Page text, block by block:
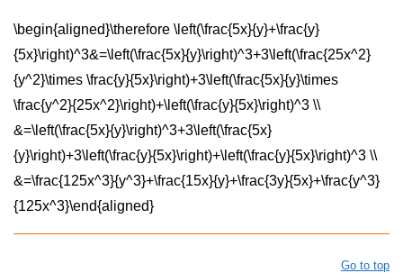
\begin{aligned}\therefore \left(\frac{5x}{y}+\frac{y}
{5x}\right)^3&=\left(\frac{5x}{y}\right)^3+3\left(\frac{25x^2}
{y^2}\times \frac{y}{5x}\right)+3\left(\frac{5x}{y}\times
\frac{y^2}{25x^2}\right)+\left(\frac{y}{5x}\right)^3 \\
&=\left(\frac{5x}{y}\right)^3+3\left(\frac{5x}
{y}\right)+3\left(\frac{y}{5x}\right)+\left(\frac{y}{5x}\right)^3 \\
&=\frac{125x^3}{y^3}+\frac{15x}{y}+\frac{3y}{5x}+\frac{y^3}
{125x^3}\end{aligned}
Go to top